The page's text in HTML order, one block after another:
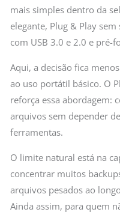
mais simples dentro da
elegante, Plug & Play
com USB 3.0 e 2.0 e pré-
Aqui, a decisão fica
ao uso portátil básico. O
reforça essa abordagem:
arquivos sem depender
ferramentas.
O limite natural está na
concentrar muitos
arquivos pesados ao
Ainda assim, para quem